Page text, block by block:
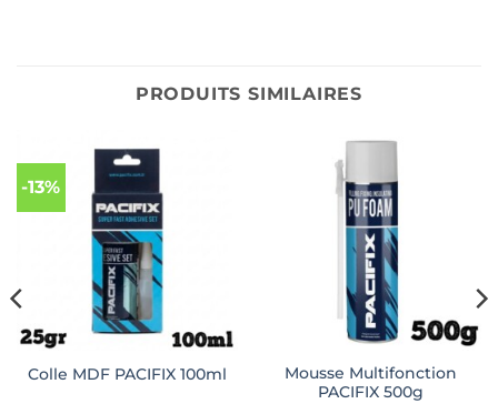
PRODUITS SIMILAIRES
-13%
Colle MDF PACIFIX 100ml
Mousse Multifonction
PACIFIX 500g